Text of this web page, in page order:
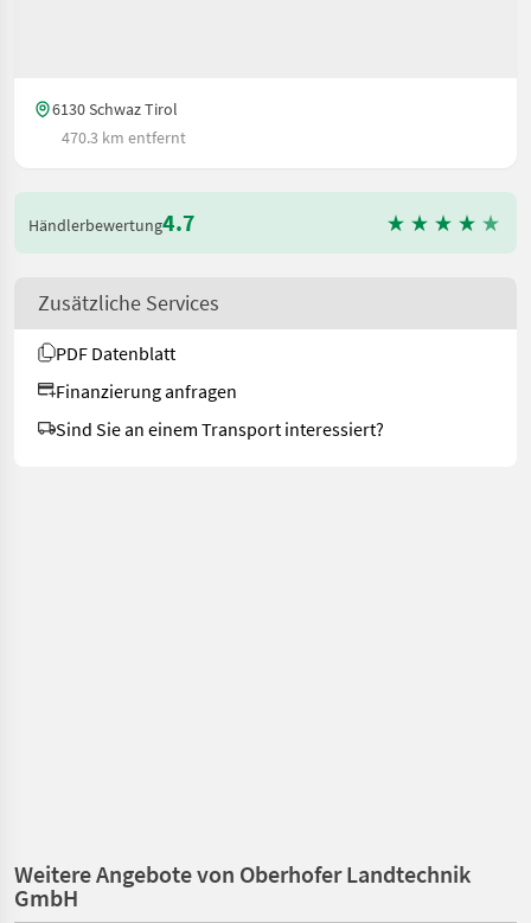
6130 Schwaz Tirol
470.3 km entfernt
Händlerbewertung4.7
Zusätzliche Services
PDF Datenblatt
Finanzierung anfragen
Sind Sie an einem Transport interessiert?
Weitere Angebote von Oberhofer Landtechnik
GmbH